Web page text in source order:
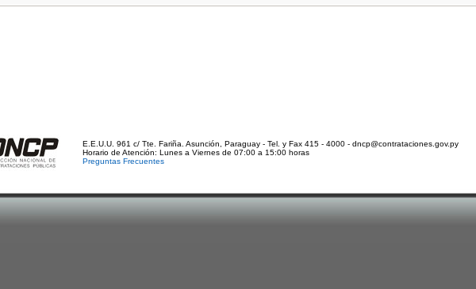
E.E.U.U. 961 c/ Tte. Fariña. Asunción, Paraguay - Tel. y Fax 415 - 4000 - dncp@contrataciones.gov.py
Horario de Atención: Lunes a Viernes de 07:00 a 15:00 horas
Preguntas Frecuentes